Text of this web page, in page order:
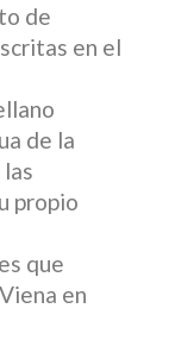
de
en el
de la
propio
que
en